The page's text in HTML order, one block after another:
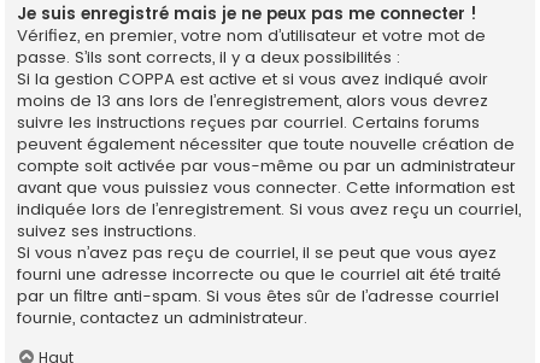
Je suis enregistré mais je ne peux pas me connecter !
Vérifiez, en premier, votre nom d’utilisateur et votre mot de
passe. S’ils sont corrects, il y a deux possibilités :
Si la gestion COPPA est active et si vous avez indiqué avoir
moins de 13 ans lors de l’enregistrement, alors vous devrez
suivre les instructions reçues par courriel. Certains forums
peuvent également nécessiter que toute nouvelle création de
compte soit activée par vous-même ou par un administrateur
avant que vous puissiez vous connecter. Cette information est
indiquée lors de l’enregistrement. Si vous avez reçu un courriel,
suivez ses instructions.
Si vous n’avez pas reçu de courriel, il se peut que vous ayez
fourni une adresse incorrecte ou que le courriel ait été traité
par un filtre anti-spam. Si vous êtes sûr de l’adresse courriel
fournie, contactez un administrateur.
Haut